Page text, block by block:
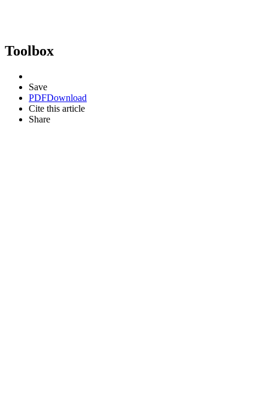
Toolbox
Save
PDFDownload
Cite this article
Share